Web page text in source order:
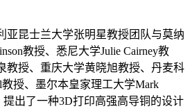
亚昆士兰大学张明星教授团队与莫纳
教授、悉尼大学Julie Cairney教
教授、重庆大学黄晓旭教授、丹麦科
教授、墨尔本皇家理工大学Mark
提出了一种3D打印高强高导铜的设计